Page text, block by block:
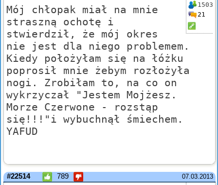
1503
21
Mój chłopak miał na mnie
straszną ochotę i
stwierdził, że mój okres
nie jest dla niego problemem.
Kiedy położyłam się na łóżku
poprosił mnie żebym rozłożyła
nogi. Zrobiłam to, na co on
wykrzyczał "Jestem Mojżesz.
Morze Czerwone - rozstąp
się!!!"i wybuchnął śmiechem.
YAFUD
07.03.2013
#22514 789